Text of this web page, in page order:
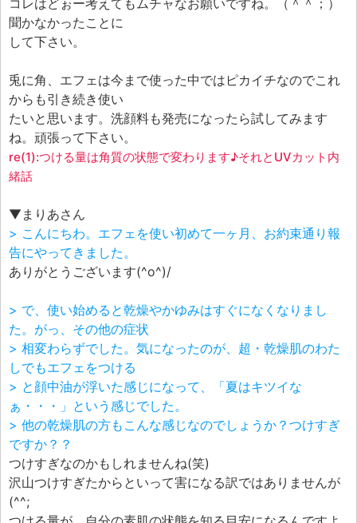
コレはどぉー考えてもムチャなお願いですね。（＾＾；）
聞かなかったことに
して下さい。
兎に角、エフェは今まで使った中ではピカイチなのでこれ
からも引き続き使い
たいと思います。洗顔料も発売になったら試してみます
ね。頑張って下さい。
re(1):つける量は角質の状態で変わります♪それとUVカット内
緒話
▼まりあさん
> こんにちわ。エフェを使い初めて一ヶ月、お約束通り報
告にやってきました。
ありがとうございます(^o^)/
> で、使い始めると乾燥やかゆみはすぐになくなりまし
た。がっ、その他の症状
> 相変わらずでした。気になったのが、超・乾燥肌のわた
しでもエフェをつける
> と顔中油が浮いた感じになって、「夏はキツイな
ぁ・・・」という感じでした。
> 他の乾燥肌の方もこんな感じなのでしょうか？つけすぎ
ですか？？
つけすぎなのかもしれませんね(笑)
沢山つけすぎたからといって害になる訳ではありませんが
(^^;